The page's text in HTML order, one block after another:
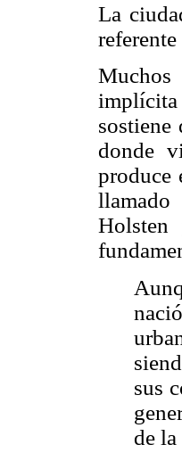
La
Muchos
implícita
sostiene
donde
produce
Holsten
sus
de